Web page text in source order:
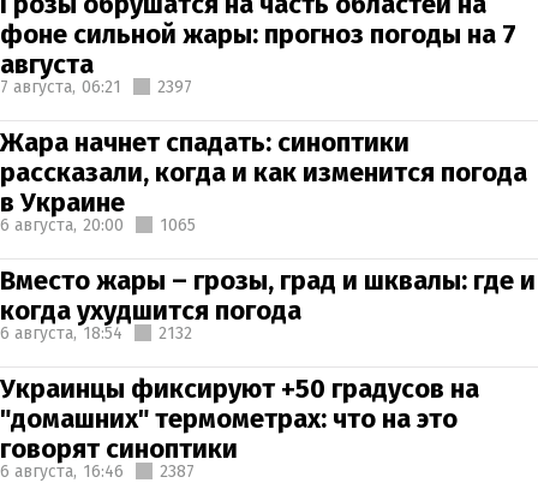
фоне сильной жары: прогноз погоды на 7
августа
7 августа, 06:21 2397
Жара начнет спадать: синоптики
рассказали, когда и как изменится погода
в Украине
6 августа, 20:00 1065
Вместо жары – грозы, град и шквалы: где и
когда ухудшится погода
6 августа, 18:54 2132
Украинцы фиксируют +50 градусов на
"домашних" термометрах: что на это
говорят синоптики
6 августа, 16:46 2387